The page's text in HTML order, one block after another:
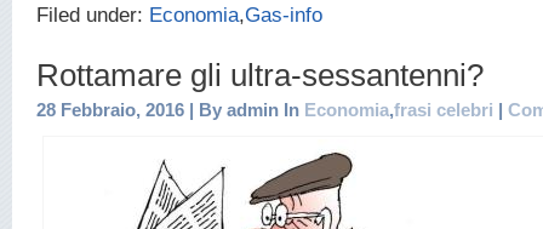
Filed under: Economia,Gas-info
Rottamare gli ultra-sessantenni?
28 Febbraio, 2016 | By admin In Economia,frasi celebri |